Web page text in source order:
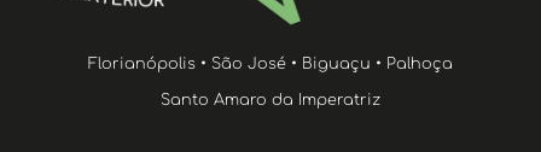
Florianópolis • São José • Biguaçu • Palhoça
Santo Amaro da Imperatriz